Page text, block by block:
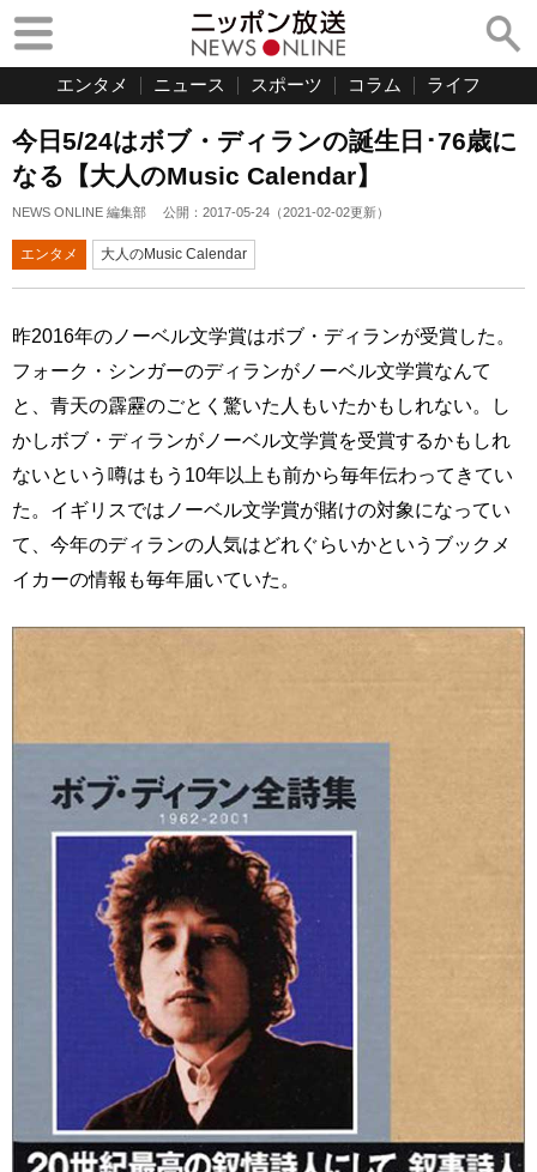
エンタメ ニュース スポーツ コラム ライフ
今日5/24はボブ・ディランの誕生日･76歳に
なる【大人のMusic Calendar】
NEWS ONLINE 編集部 公開： 2017-05-24 （2021-02-02更新）
エンタメ 大人のMusic Calendar
昨2016年のノーベル文学賞はボブ・ディランが受賞した。
フォーク・シンガーのディランがノーベル文学賞なんて
と、青天の霹靂のごとく驚いた人もいたかもしれない。し
かしボブ・ディランがノーベル文学賞を受賞するかもしれ
ないという噂はもう10年以上も前から毎年伝わってきてい
た。イギリスではノーベル文学賞が賭けの対象になってい
て、今年のディランの人気はどれぐらいかというブックメ
イカーの情報も毎年届いていた。